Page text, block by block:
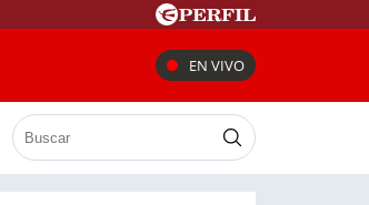
EN VIVO